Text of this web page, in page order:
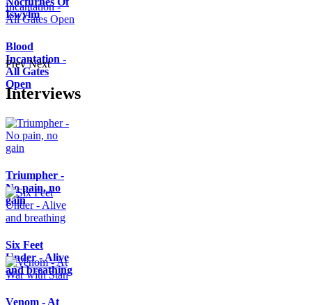
Iswylm
Blood
Incantation -
All Gates
Open
Prev Next
Interviews
Triumpher -
No pain, no
gain
Six Feet
Under - Alive
and breathing
Venom - At